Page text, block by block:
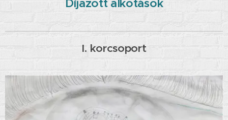
Díjazott alkotások
I. korcsoport